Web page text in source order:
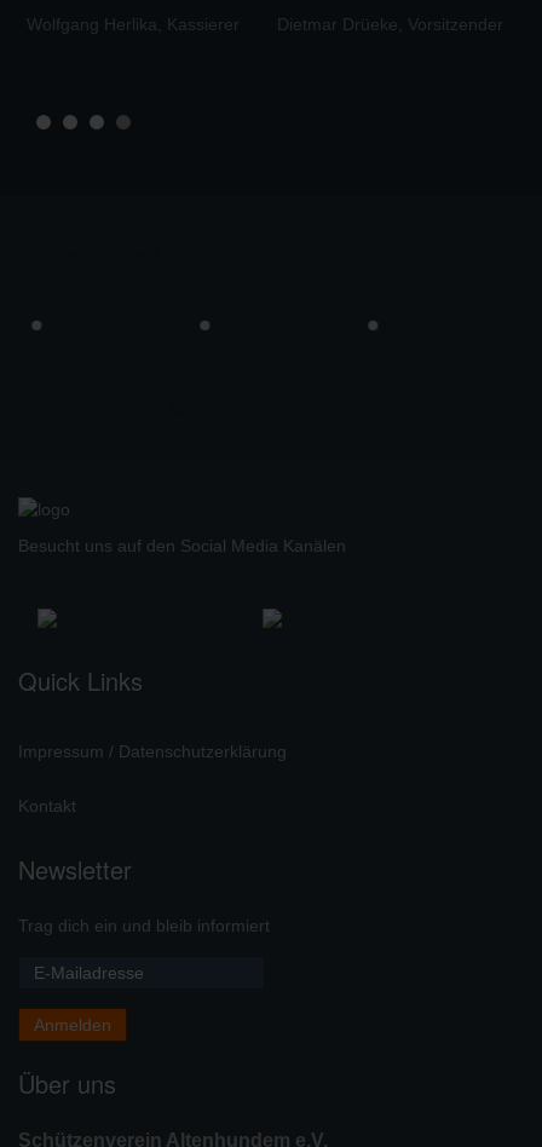
Wolfgang Herlika, Kassierer Dietmar Drüeke, Vorsitzender
Besucht uns auf den Social Media Kanälen
Quick Links
Impressum / Datenschutzerklärung
Kontakt
Newsletter
Trag dich ein und bleib informiert
Über uns
Schützenverein Altenhundem e.V.